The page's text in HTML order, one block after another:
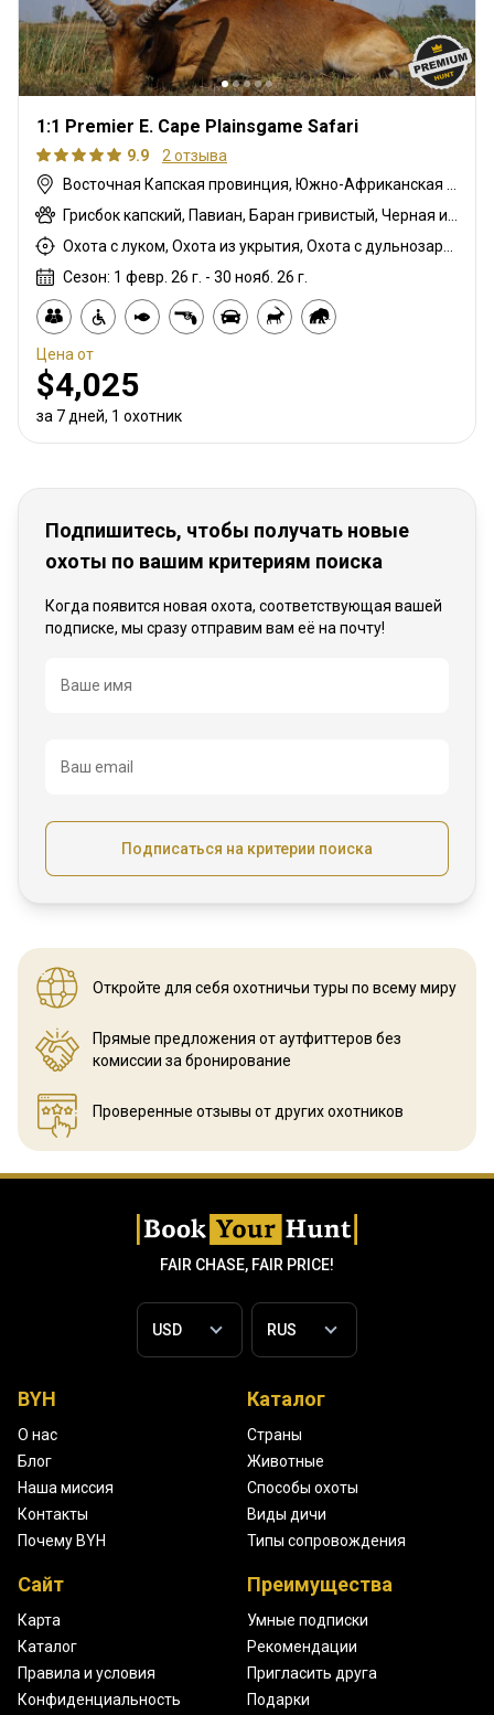
1:1 Premier E. Cape Plainsgame Safari
9.9
2 отзыва
Сезон: 1 февр. 26 г. - 30 нояб. 26 г.
Цена от
$4,025
за 7 дней, 1 охотник
Подпишитесь, чтобы получать новые
охоты по вашим критериям поиска
Когда появится новая охота, соответствующая вашей
подписке, мы сразу отправим вам её на почту!
Название
Ваше имя
Ваш email
Подписаться на критерии поиска
Откройте для себя охотничьи туры по всему миру
Прямые предложения от аутфиттеров без
комиссии за бронирование
Проверенные отзывы от других охотников
FAIR CHASE, FAIR PRICE!
BYH
О нас
Блог
Наша миссия
Контакты
Почему BYH
Каталог
Страны
Животные
Способы охоты
Виды дичи
Типы сопровождения
Сайт
Карта
Каталог
Правила и условия
Конфиденциальность
Преимущества
Умные подписки
Рекомендации
Пригласить друга
Подарки